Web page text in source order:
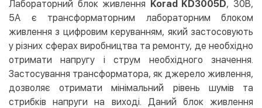
Безготівковий розрахунок
Оплата на карту юр.особи
Оплата на рахунок юр.особи
Безкоштовно
Миттєва розстрочка (Приватбанк)
Лабораторний блок живлення Korad KD3005D, 30B,
5A є трансформаторним лабораторним блоком
живлення з цифровим керуванням, який застосовують
у різних сферах виробництва та ремонту, де необхідно
отримати напругу і струм необхідного значення.
Застосування трансформатора, як джерело живлення,
дозволяє отримати мінімальний рівень шумів та
стрибків напруги на виході. Даний блок живлення